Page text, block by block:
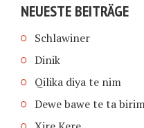
NEUESTE BEITRÄGE
Schlawiner
Dinik
Qilika diya te nim
Dewe bawe te ta